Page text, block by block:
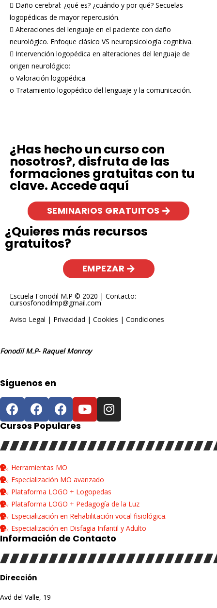
 Daño cerebral: ¿qué es? ¿cuándo y por qué? Secuelas
logopédicas de mayor repercusión.
 Alteraciones del lenguaje en el paciente con daño
neurológico. Enfoque clásico VS neuropsicología cognitiva.
 Intervención logopédica en alteraciones del lenguaje de
origen neurológico:
o Valoración logopédica.
o Tratamiento logopédico del lenguaje y la comunicación.
¿Has hecho un curso con
nosotros?, disfruta de las
formaciones gratuitas con tu
clave. Accede aquí
SEMINARIOS GRATUITOS
¿Quieres más recursos
gratuitos?
EMPEZAR
Escuela Fonodil M.P © 2020 | Contacto:
cursosfonodilmp@gmail.com
Aviso Legal | Privacidad | Cookies | Condiciones
Fonodil M.P- Raquel Monroy
Síguenos en
Cursos Populares
Herramientas MO
Especialización MO avanzado
Plataforma LOGO + Logopedas
Plataforma LOGO + Pedagogía de la Luz
Especialización en Rehabilitación vocal fisiológica.
Especialización en Disfagia Infantil y Adulto
Información de Contacto
Dirección
Avd del Valle, 19